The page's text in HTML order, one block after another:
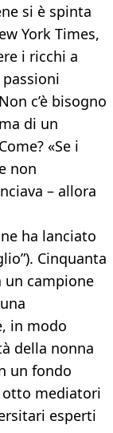
si è spinta
York Times,
i ricchi a
c’è bisogno
di un
«Se i
non
– allora
ha lanciato
Cinquanta
un campione
in modo
della nonna
un fondo
mediatori
esperti